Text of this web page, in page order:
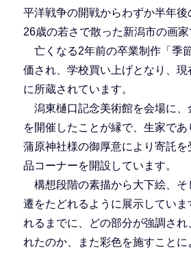
平洋戦争の開戦からわずか半年後
26歳の若さで散った新潟市の画家
亡くなる2年前の卒業制作「季
価され、学校買い上げとなり、現
に所蔵されています。
潟東樋口記念美術館を会場に、
を開催したことが縁で、生家であ
蒲原神社様の御厚意により寄託
品コーナーを開設しています。
構想段階の素描から大下絵、そ
遷をたどれるように展示していま
れるまでに、どの部分が強調され
れたのか、また彩色を施すことに